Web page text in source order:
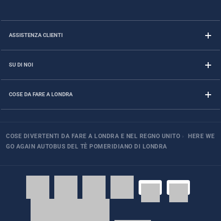
ASSISTENZA CLIENTI
SU DI NOI
COSE DA FARE A LONDRA
COSE DIVERTENTI DA FARE A LONDRA E NEL REGNO UNITO ›
HERE WE
GO AGAIN AUTOBUS DEL TÈ POMERIDIANO DI LONDRA